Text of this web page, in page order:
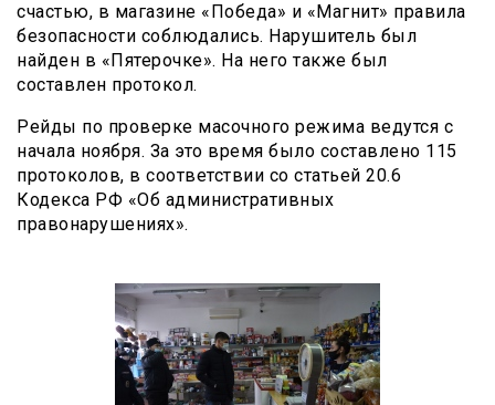
счастью, в магазине «Победа» и «Магнит» правила
безопасности соблюдались. Нарушитель был
найден в «Пятерочке». На него также был
составлен протокол.
Рейды по проверке масочного режима ведутся с
начала ноября. За это время было составлено 115
протоколов, в соответствии со статьей 20.6
Кодекса РФ «Об административных
правонарушениях».